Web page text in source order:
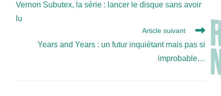
articles
Vernon Subutex, la série : lancer le disque sans avoir
lu
Article suivant
Years and Years : un futur inquiétant mais pas si
improbable…